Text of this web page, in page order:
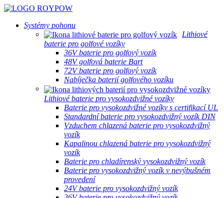
Systémy pohonu
Lithiové
baterie pro golfové vozíky
36V baterie pro golfový vozík
48V golfová baterie Bart
72V baterie pro golfový vozík
Nabíječka baterií golfového vozíku
Lithiové baterie pro vysokozdvižné vozíky
Baterie pro vysokozdvižné vozíky s certifikací UL
Standardní baterie pro vysokozdvižný vozík DIN
Vzduchem chlazená baterie pro vysokozdvižný
vozík
Kapalinou chlazená baterie pro vysokozdvižný
vozík
Baterie pro chladírenský vysokozdvižný vozík
Baterie pro vysokozdvižný vozík v nevýbušném
provedení
24V baterie pro vysokozdvižný vozík